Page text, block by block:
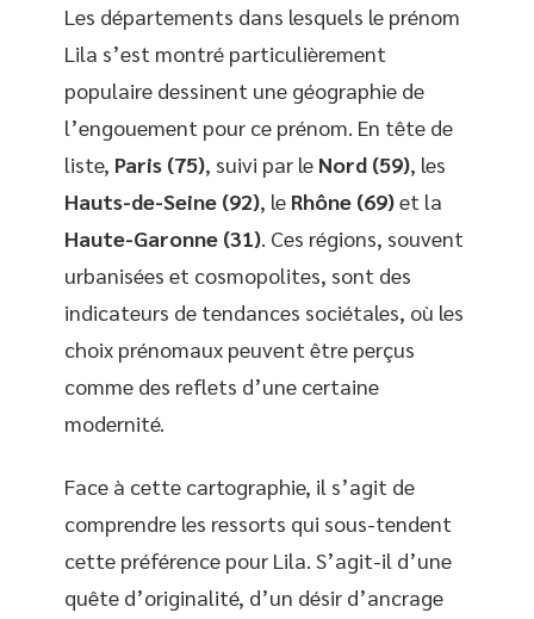
Les départements dans lesquels le prénom
Lila s’est montré particulièrement
populaire dessinent une géographie de
l’engouement pour ce prénom. En tête de
liste, Paris (75), suivi par le Nord (59), les
Hauts-de-Seine (92), le Rhône (69)et la
Haute-Garonne (31) . Ces régions, souvent
urbanisées et cosmopolites, sont des
indicateurs de tendances sociétales, où les
choix prénomaux peuvent être perçus
comme des reflets d’une certaine
modernité.
Face à cette cartographie, il s’agit de
comprendre les ressorts qui sous-tendent
cette préférence pour Lila. S’agit-il d’une
quête d’originalité, d’un désir d’ancrage